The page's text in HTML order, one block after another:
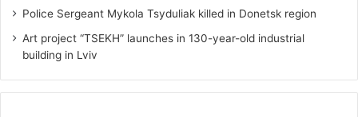
Police Sergeant Mykola Tsyduliak killed in Donetsk region
Art project “TSEKH” launches in 130-year-old industrial
building in Lviv